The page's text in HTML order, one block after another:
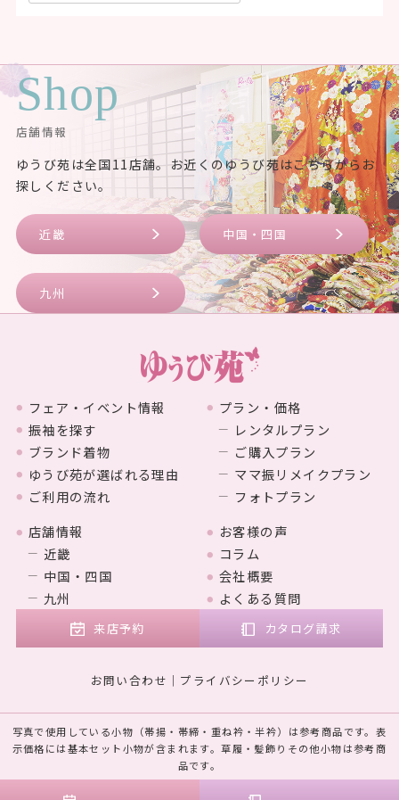
Shop
店舗情報
ゆうび苑は全国11店舗。お近くのゆうび苑はこちらからお
探しください。
近畿 中国・四国
九州
フェア・イベント情報
振袖を探す
ブランド着物
ゆうび苑が選ばれる理由
ご利用の流れ
プラン・価格
レンタルプラン
ご購入プラン
ママ振リメイクプラン
フォトプラン
店舗情報
近畿
中国・四国
九州
お客様の声
コラム
会社概要
よくある質問
来店予約 カタログ請求
お問い合わせ プライバシーポリシー
写真で使用している小物（帯揚・帯締・重ね衿・半衿）は参考商品です。表
示価格には基本セット小物が含まれます。草履・髪飾りその他小物は参考商
品です。